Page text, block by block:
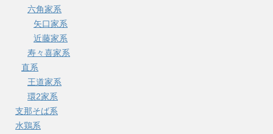
六角家系
矢口家系
近藤家系
寿々喜家系
直系
王道家系
環2家系
支那そば系
水鶏系